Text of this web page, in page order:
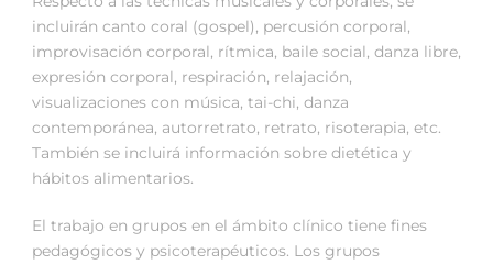
incluirán canto coral (gospel), percusión corporal,
improvisación corporal, rítmica, baile social, danza libre,
expresión corporal, respiración, relajación,
visualizaciones con música, tai-chi, danza
contemporánea, autorretrato, retrato, risoterapia, etc.
También se incluirá información sobre dietética y
hábitos alimentarios.
El trabajo en grupos en el ámbito clínico tiene fines
pedagógicos y psicoterapéuticos. Los grupos